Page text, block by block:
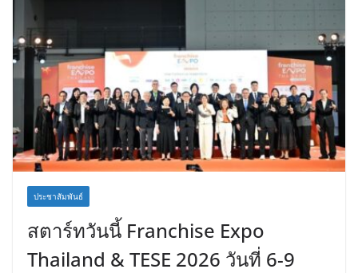
ประชาสัมพันธ์
สตาร์ทวันนี้ Franchise Expo
Thailand & TESE 2026 วันที่ 6-9